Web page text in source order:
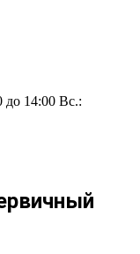
до 14:00 Вс.: